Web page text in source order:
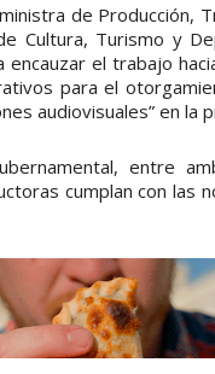
de Producción,
Cultura, Turismo y
el trabajo
para el
audiovisuales” en la
entre
cumplan con las